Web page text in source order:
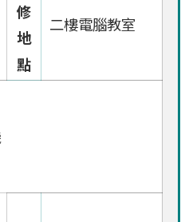
修
地
點
二樓電腦教室